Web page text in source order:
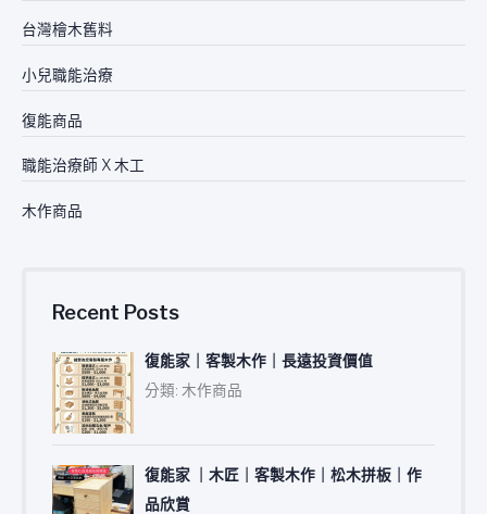
台灣檜木舊料
小兒職能治療
復能商品
職能治療師 X 木工
木作商品
Recent Posts
復能家｜客製木作｜長遠投資價值
分類: 木作商品
復能家 ｜木匠｜客製木作｜松木拼板｜作
品欣賞